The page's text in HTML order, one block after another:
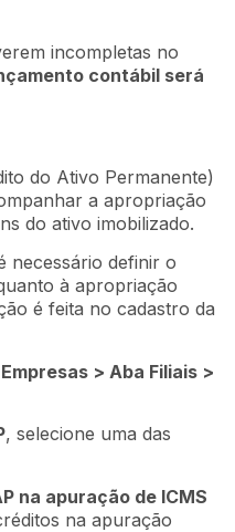
incompletas no
contábil será
do Ativo Permanente)
a apropriação
do ativo imobilizado.
necessário definir o
à apropriação
é feita no cadastro da
> Aba Filiais >
, selecione uma das
na apuração de ICMS
na apuração